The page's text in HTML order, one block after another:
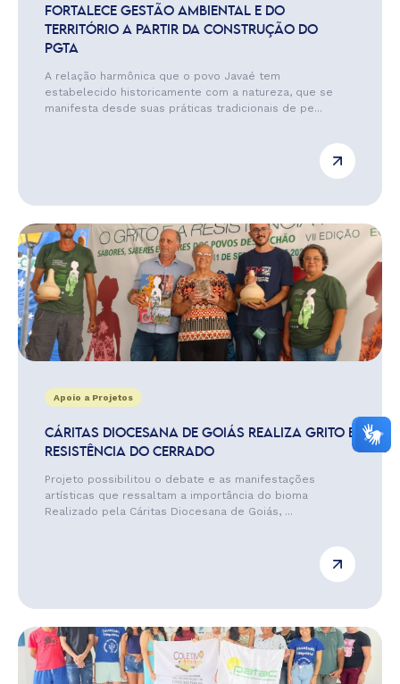
FORTALECE GESTÃO AMBIENTAL E DO
TERRITÓRIO A PARTIR DA CONSTRUÇÃO DO
PGTA
A relação harmônica que o povo Javaé tem
estabelecido historicamente com a natureza, que se
manifesta desde suas práticas tradicionais de pe...
Apoio a Projetos
CÁRITAS DIOCESANA DE GOIÁS REALIZA GRITO E
RESISTÊNCIA DO CERRADO
Projeto possibilitou o debate e as manifestações
artísticas que ressaltam a importância do bioma
Realizado pela Cáritas Diocesana de Goiás, ...